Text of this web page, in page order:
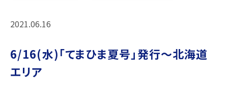
2021.06.16
6/16(水)「てまひま夏号」発行～北海道
エリア